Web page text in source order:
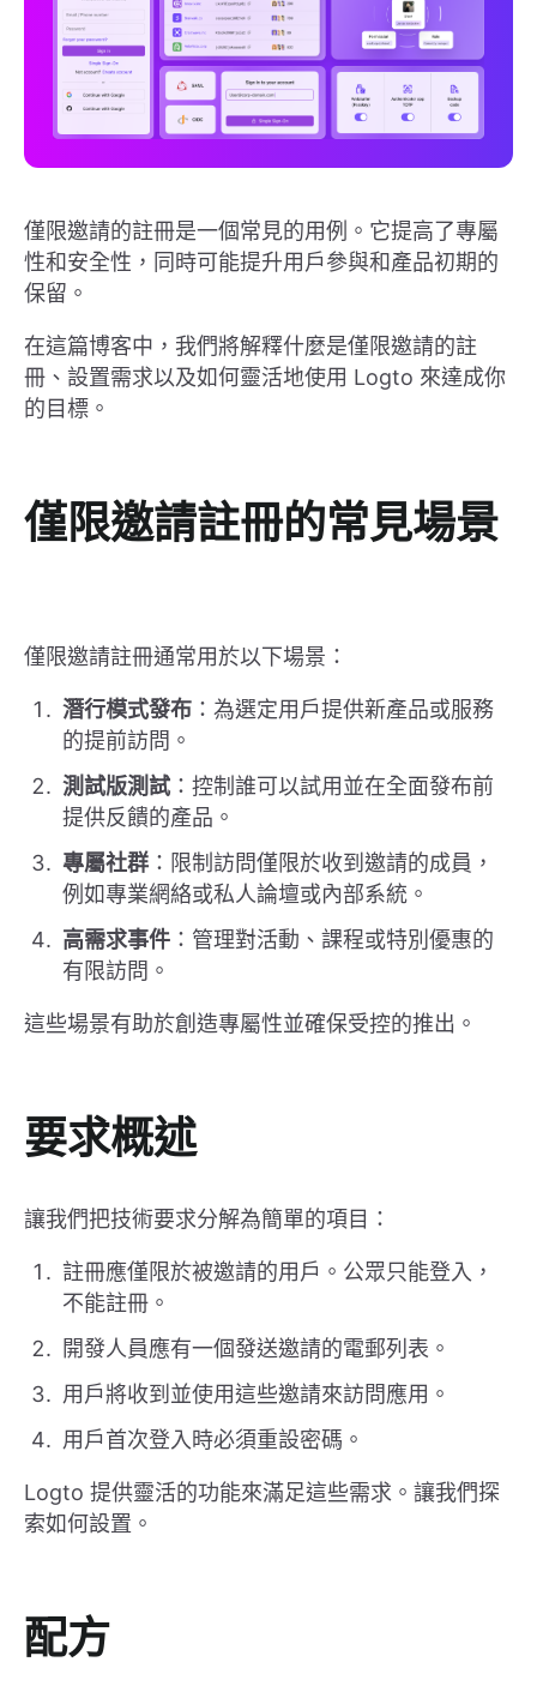
僅限邀請的註冊是一個常見的用例。它提高了專屬
性和安全性，同時可能提升用戶參與和產品初期的
保留。
在這篇博客中，我們將解釋什麼是僅限邀請的註
冊、設置需求以及如何靈活地使用 Logto 來達成你
的目標。
僅限邀請註冊的常見場景
僅限邀請註冊通常用於以下場景：
潛行模式發布 ：為選定用戶提供新產品或服務
的提前訪問。
測試版測試 ：控制誰可以試用並在全面發布前
提供反饋的產品。
專屬社群 ：限制訪問僅限於收到邀請的成員，
例如專業網絡或私人論壇或內部系統。
高需求事件 ：管理對活動、課程或特別優惠的
有限訪問。
這些場景有助於創造專屬性並確保受控的推出。
要求概述
讓我們把技術要求分解為簡單的項目：
註冊應僅限於被邀請的用戶。公眾只能登入，
不能註冊。
開發人員應有一個發送邀請的電郵列表。
用戶將收到並使用這些邀請來訪問應用。
用戶首次登入時必須重設密碼。
Logto 提供靈活的功能來滿足這些需求。讓我們探
索如何設置。
配方